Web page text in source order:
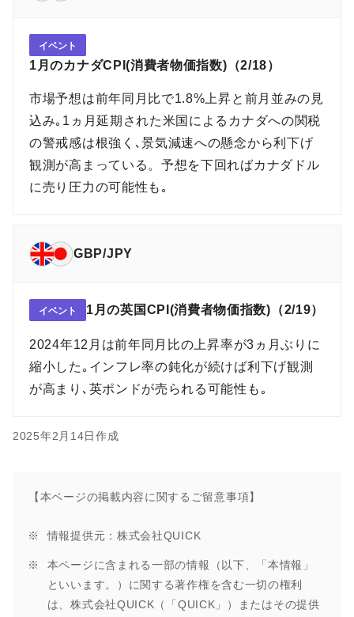
イベント
1月のカナダCPI(消費者物価指数)（2/18）
市場予想は前年同月比で1.8%上昇と前月並みの見
込み｡1ヵ月延期された米国によるカナダへの関税
の警戒感は根強く､景気減速への懸念から利下げ
観測が高まっている。予想を下回ればカナダドル
に売り圧力の可能性も｡
GBP/JPY
イベント 1月の英国CPI(消費者物価指数)（2/19）
2024年12月は前年同月比の上昇率が3ヵ月ぶりに
縮小した｡インフレ率の鈍化が続けば利下げ観測
が高まり､英ポンドが売られる可能性も｡
2025年2月14日作成
【本ページの掲載内容に関するご留意事項】
情報提供元：株式会社QUICK
本ページに含まれる一部の情報（以下、「本情報」
といいます。）に関する著作権を含む一切の権利
は、株式会社QUICK（「QUICK」）またはその提供